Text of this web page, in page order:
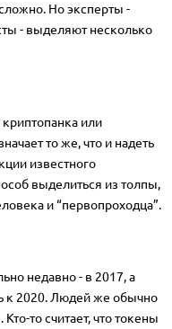
Но эксперты -
- выделяют несколько
криптопанка или
то же, что и надеть
известного
выделиться из толпы,
и “первопроходца”.
недавно - в 2017, а
к 2020. Людей же обычно
то считает, что токены